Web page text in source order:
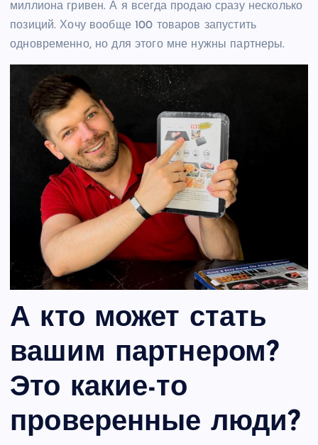
миллиона гривен. А я всегда продаю сразу несколько
позиций. Хочу вообще 100 товаров запустить
одновременно, но для этого мне нужны партнеры.
А кто может стать
вашим партнером?
Это какие-то
проверенные люди?